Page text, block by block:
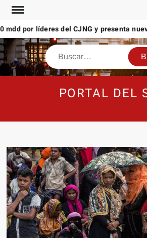
Saltar
contenido
por líderes del CJNG y presenta nuevos
Buscar
PORTAL DEL